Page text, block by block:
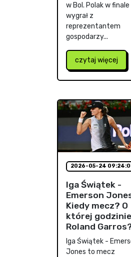
w Bol. Polak w finale
wygrał z
reprezentantem
gospodarzy...
czytaj więcej
2026-05-24
Iga Świątek -
Emerson
Kiedy mecz? O
której godzinie
Roland
Iga Świątek -
Jones to mecz